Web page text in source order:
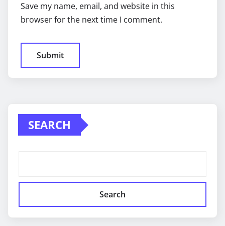
Save my name, email, and website in this
browser for the next time I comment.
SEARCH
Search